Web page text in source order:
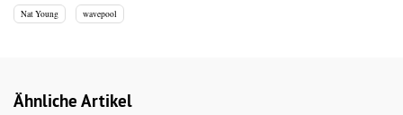
Nat Young wavepool
Ähnliche Artikel